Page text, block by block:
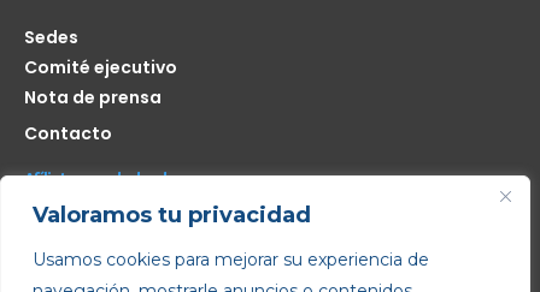
Valoramos tu privacidad
Usamos cookies para mejorar su experiencia de
Sedes
Comité ejecutivo
Nota de prensa
Contacto
Afíliate seas de donde seas
Me interesa